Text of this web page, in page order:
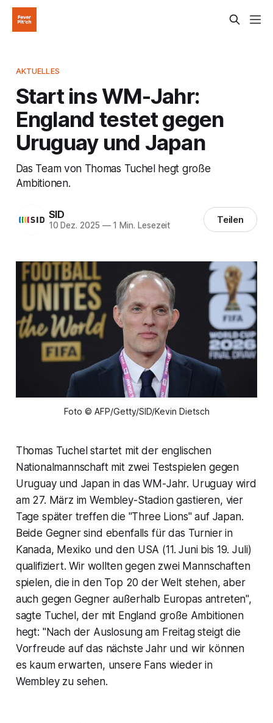
AKTUELLES
Start ins WM-Jahr:
England testet gegen
Uruguay und Japan
Das Team von Thomas Tuchel hegt große
Ambitionen.
SID
10 Dez. 2025 —1 Min. Lesezeit Teilen
Foto © AFP/Getty/SID/Kevin Dietsch
Thomas Tuchel startet mit der englischen
Nationalmannschaft mit zwei Testspielen gegen
Uruguay und Japan in das WM-Jahr. Uruguay wird
am 27. März im Wembley-Stadion gastieren, vier
Tage später treffen die "Three Lions" auf Japan.
Beide Gegner sind ebenfalls für das Turnier in
Kanada, Mexiko und den USA (11. Juni bis 19. Juli)
qualifiziert. Wir wollten gegen zwei Mannschaften
spielen, die in den Top 20 der Welt stehen, aber
auch gegen Gegner außerhalb Europas antreten",
sagte Tuchel, der mit England große Ambitionen
hegt: "Nach der Auslosung am Freitag steigt die
Vorfreude auf das nächste Jahr und wir können
es kaum erwarten, unsere Fans wieder in
Wembley zu sehen.